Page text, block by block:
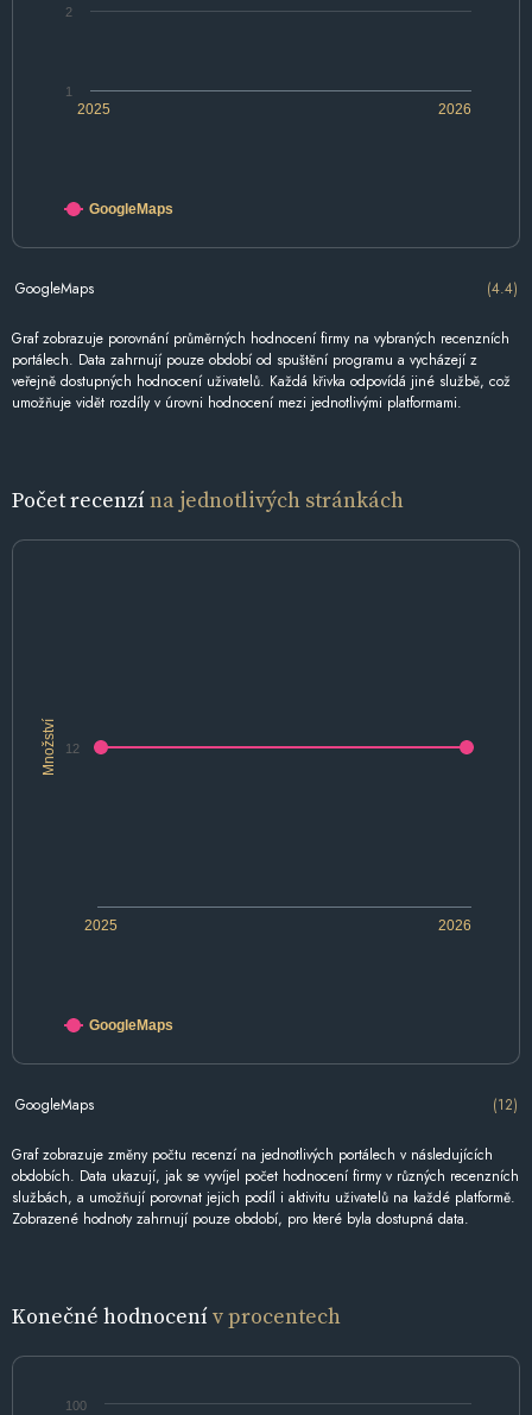
2025 2026
1
2
GoogleMaps
GoogleMaps (4.4)
Graf zobrazuje porovnání průměrných hodnocení firmy na vybraných recenzních
portálech. Data zahrnují pouze období od spuštění programu a vycházejí z
veřejně dostupných hodnocení uživatelů. Každá křivka odpovídá jiné službě, což
umožňuje vidět rozdíly v úrovni hodnocení mezi jednotlivými platformami.
Počet recenzína jednotlivých stránkách
Množství
2025 2026
12
GoogleMaps
GoogleMaps (12)
Graf zobrazuje změny počtu recenzí na jednotlivých portálech v následujících
obdobích. Data ukazují, jak se vyvíjel počet hodnocení firmy v různých recenzních
službách, a umožňují porovnat jejich podíl i aktivitu uživatelů na každé platformě.
Zobrazené hodnoty zahrnují pouze období, pro které byla dostupná data.
Konečné hodnocenív procentech
100